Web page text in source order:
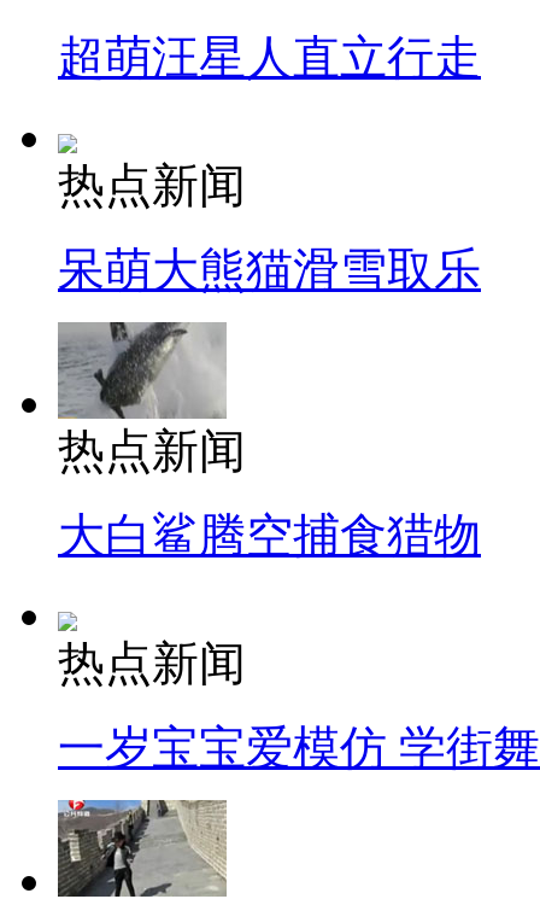
超萌汪星人直立行走
热点新闻
呆萌大熊猫滑雪取乐
热点新闻
大白鲨腾空捕食猎物
热点新闻
一岁宝宝爱模仿 学街